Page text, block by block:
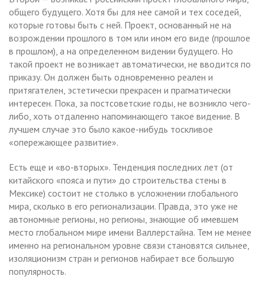
общего будущего. Хотя бы для нее самой и тех соседей,
которые готовы быть с ней. Проект, основанный не на
возрождении прошлого в том или ином его виде (прошлое
в прошлом), а на определенном видении будущего. Но
такой проект не возникает автоматически, не вводится по
приказу. Он должен быть одновременно реален и
притягателен, эстетически прекрасен и прагматически
интересен. Пока, за постсоветские годы, не возникло чего-
либо, хоть отдаленно напоминающего такое видение. В
лучшем случае это было какое-нибудь тоскливое
«опережающее развитие».
Есть еще и «во-вторых». Тенденция последних лет (от
китайского «пояса и пути» до строительства стены в
Мексике) состоит не столько в усложнении глобального
мира, сколько в его регионализации. Правда, это уже не
автономные регионы, но регионы, знающие об имевшем
место глобальном мире имени Валлерстайна. Тем не менее
именно на региональном уровне связи становятся сильнее,
изоляционизм стран и регионов набирает все большую
популярность.